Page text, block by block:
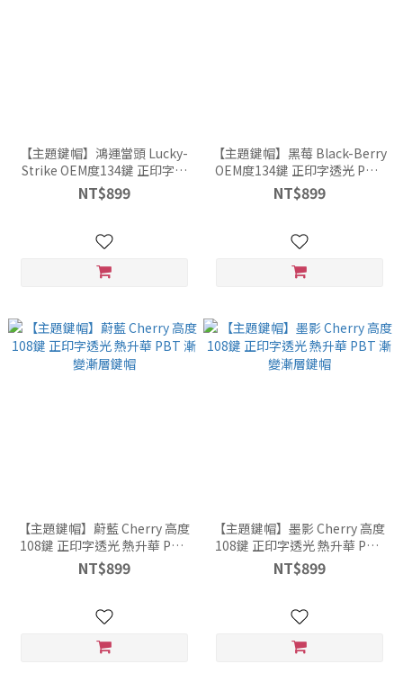
【主題鍵帽】鴻運當頭 Lucky-
Strike OEM度134鍵 正印字透
光 PBT 漸變漸層鍵帽
NT$899
【主題鍵帽】黑莓 Black-Berry
OEM度134鍵 正印字透光 PBT
漸變漸層鍵帽
NT$899
【主題鍵帽】蔚藍 Cherry 高度
108鍵 正印字透光 熱升華 PBT
漸變漸層鍵帽
NT$899
【主題鍵帽】墨影 Cherry 高度
108鍵 正印字透光 熱升華 PBT
漸變漸層鍵帽
NT$899